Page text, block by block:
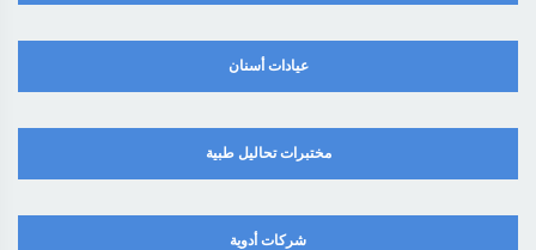
عيادات أسنان
مختبرات تحاليل طبية
شركات أدوية